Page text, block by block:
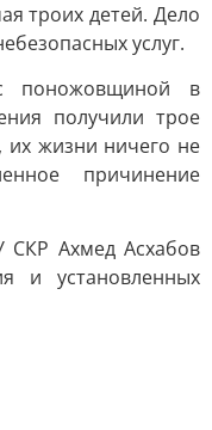
троих детей. Дело
услуг.
поножовщиной в
получили трое
их жизни ничего не
причинение
СКР Ахмед Асхабов
и установленных